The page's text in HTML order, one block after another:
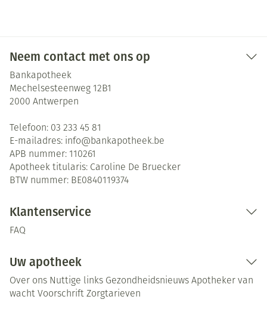
Neem contact met ons op
Bankapotheek
Mechelsesteenweg 12B1
2000 Antwerpen
Telefoon: 03 233 45 81
E-mailadres: info@bankapotheek.be
APB nummer: 110261
Apotheek titularis: Caroline De Bruecker
BTW nummer: BE0840119374
Klantenservice
FAQ
Uw apotheek
Over ons Nuttige links Gezondheidsnieuws Apotheker van
wacht Voorschrift Zorgtarieven